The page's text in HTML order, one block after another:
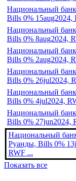
Национальный
Bills 0% 15aug2024,
Национальный
Bills 0% 8aug2024,
Национальный
Bills 0% 2aug2024,
Национальный
Bills 0% 26jul2024,
Национальный
Bills 0% 4jul2024,
Национальный
Bills 0% 27jun2024,
Национальный
Руанды, Bills 0%
RWF ...
Показать все